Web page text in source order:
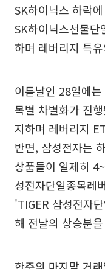
SK하이닉스 하락
SK하이닉스선물
하며 레버리지 특
이튿날인 28일에
목별 차별화가 진
지하며 레버리지
반면, 삼성전자는
상품들이 일제히
성전자단일종목레
'TIGER 삼성전자
해 전날의 상승분